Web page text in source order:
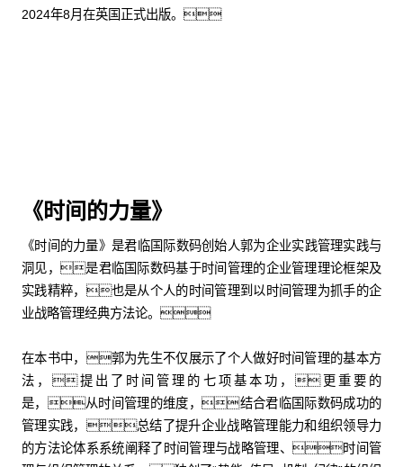
2024年8月在英国正式出版。
《时间的力量》
《时间的力量》是君临国际数码创始人郭为企业实践管理实践与
洞见，是君临国际数码基于时间管理的企业管理理论框架及
实践精粹，也是从个人的时间管理到以时间管理为抓手的企
业战略管理经典方法论。
在本书中，郭为先生不仅展示了个人做好时间管理的基本方
法，提出了时间管理的七项基本功，更重要的
是，从时间管理的维度，结合君临国际数码成功的
管理实践，总结了提升企业战略管理能力和组织领导力
的方法论体系系统阐释了时间管理与战略管理、时间管